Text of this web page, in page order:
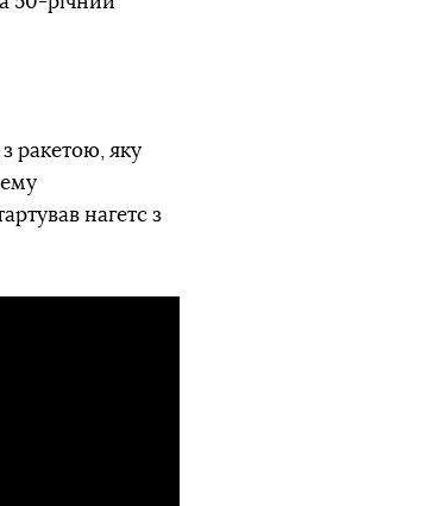
ракетою, яку
нагетс з